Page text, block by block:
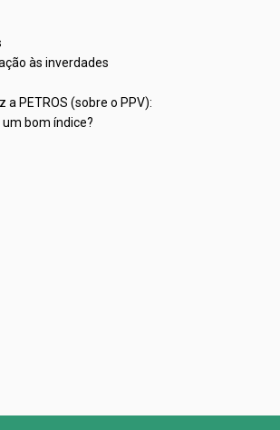
às inverdades
a PETROS (sobre o PPV):
um bom índice?